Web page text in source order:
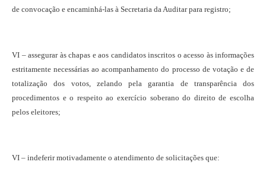
de convocação e encaminhá-las à Secretaria da Auditar para registro;
VI – assegurar às chapas e aos candidatos inscritos o acesso às informações
estritamente necessárias ao acompanhamento do processo de votação e de
totalização dos votos, zelando pela garantia de transparência dos
procedimentos e o respeito ao exercício soberano do direito de escolha
pelos eleitores;
VI – indeferir motivadamente o atendimento de solicitações que: